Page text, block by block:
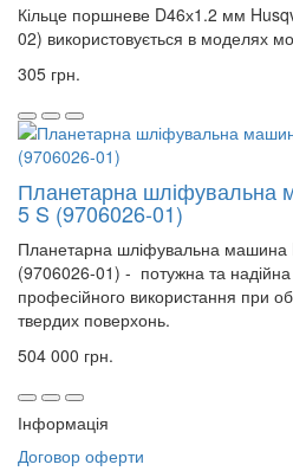
Кільце поршневе D46х1.2 мм
02) використовується в моделях
305 грн.
Планетарна шліфувальна
5 S (9706026-01)
Планетарна шліфувальна машина
(9706026-01) - потужна та
професійного використання при
твердих поверхонь.
504 000 грн.
Інформація
Договор оферти